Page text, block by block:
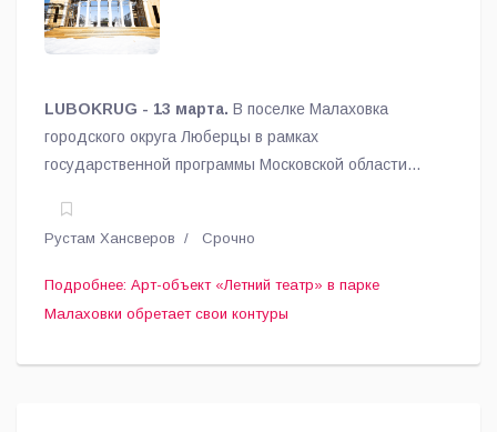
LUBOKRUG - 13 марта. В поселке Малаховка
городского округа Люберцы в рамках
государственной программы Московской области
национального проекта «Инфраструктура жизни»
продолжается благоустройство Летнего парка.
Рустам Хансверов Срочно
Подробнее: Арт-объект «Летний театр» в парке
Малаховки обретает свои контуры